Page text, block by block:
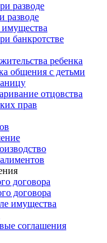
разводе
разводе
имущества
банкротстве
ребенка
общения с детьми
отцовства
прав
договора
договора
имущества
соглашения